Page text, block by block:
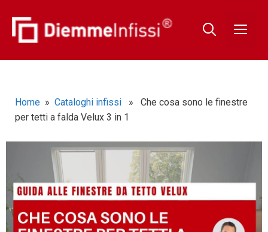
Home » Cataloghi infissi » Che cosa sono le finestre
per tetti a falda Velux 3 in 1